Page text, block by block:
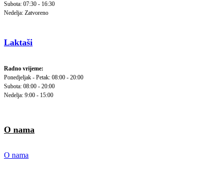
Subota: 07:30 - 16:30
Nedelja: Zatvoreno
Laktaši
Radno vrijeme:
Ponedjeljak - Petak: 08:00 - 20:00
Subota: 08:00 - 20:00
Nedelja: 9:00 - 15:00
O nama
O nama